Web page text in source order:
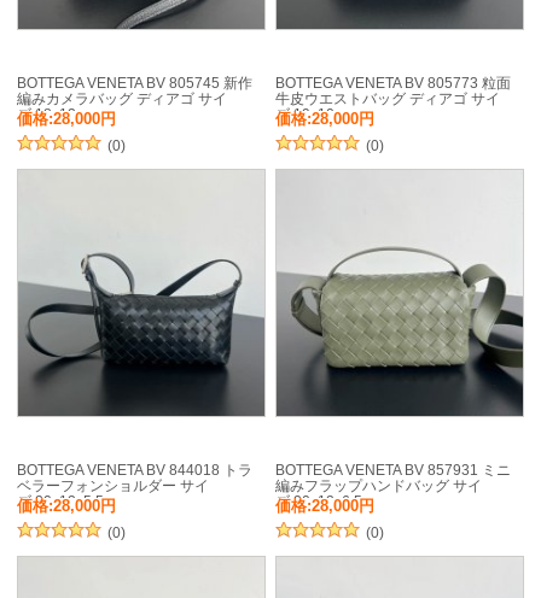
BOTTEGA VENETA BV 805745 新作
編みカメラバッグ ディアゴ サイ
ズ:18x12cm
価格:28,000円
(0)
BOTTEGA VENETA BV 805773 粒面
牛皮ウエストバッグ ディアゴ サイ
ズ:19x10cm
価格:28,000円
(0)
BOTTEGA VENETA BV 844018 トラ
ベラーフォンショルダー サイ
ズ:20x12x5.5cm
価格:28,000円
(0)
BOTTEGA VENETA BV 857931 ミニ
編みフラップハンドバッグ サイ
ズ:20x12x6.5cm
価格:28,000円
(0)